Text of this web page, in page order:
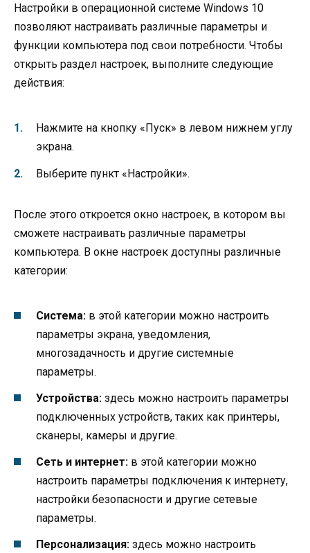
Настройки в операционной системе Windows 10
позволяют настраивать различные параметры и
функции компьютера под свои потребности. Чтобы
открыть раздел настроек, выполните следующие
действия:
Нажмите на кнопку «Пуск» в левом нижнем углу
экрана.
Выберите пункт «Настройки».
После этого откроется окно настроек, в котором вы
сможете настраивать различные параметры
компьютера. В окне настроек доступны различные
категории:
Система: в этой категории можно настроить
параметры экрана, уведомления,
многозадачность и другие системные
параметры.
Устройства: здесь можно настроить параметры
подключенных устройств, таких как принтеры,
сканеры, камеры и другие.
Сеть и интернет: в этой категории можно
настроить параметры подключения к интернету,
настройки безопасности и другие сетевые
параметры.
Персонализация: здесь можно настроить